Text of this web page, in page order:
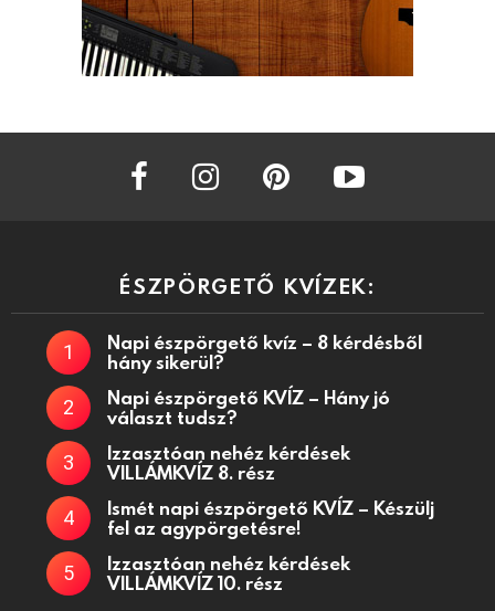
facebook instagram
ÉSZPÖRGETŐ KVÍZEK:
Napi észpörgető kvíz – 8 kérdésből
hány sikerül?
Napi észpörgető KVÍZ – Hány jó
választ tudsz?
Izzasztóan nehéz kérdések
VILLÁMKVÍZ 8. rész
Ismét napi észpörgető KVÍZ – Készülj
fel az agypörgetésre!
Izzasztóan nehéz kérdések
VILLÁMKVÍZ 10. rész